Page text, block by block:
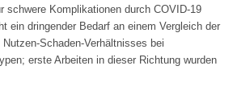
schwere Komplikationen durch COVID-19
ein dringender Bedarf an einem Vergleich der
Schaden-Verhältnisses bei
erste Arbeiten in dieser Richtung wurden